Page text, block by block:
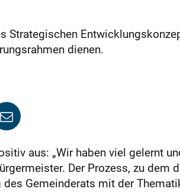
Strategischen
dienen.
aus: „Wir haben viel gelernt
Der Prozess, zu dem
Gemeinderats mit der